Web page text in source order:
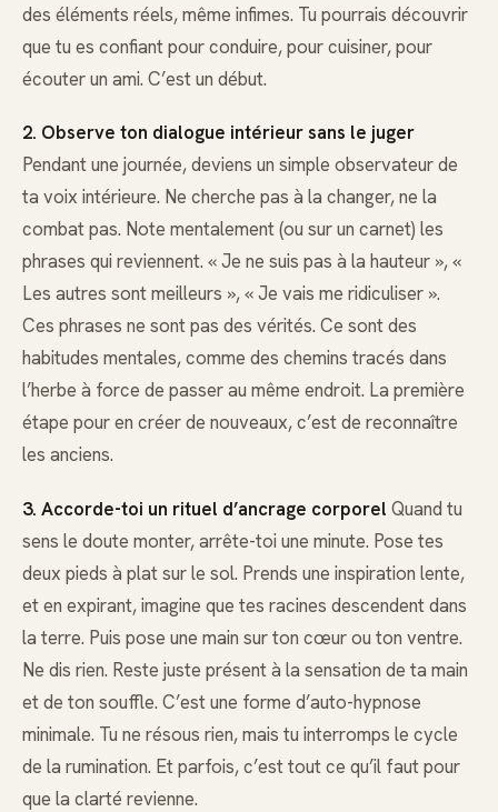
des éléments réels, même infimes. Tu pourrais découvrir
que tu es confiant pour conduire, pour cuisiner, pour
écouter un ami. C’est un début.
2. Observe ton dialogue intérieur sans le juger
Pendant une journée, deviens un simple observateur de
ta voix intérieure. Ne cherche pas à la changer, ne la
combat pas. Note mentalement (ou sur un carnet) les
phrases qui reviennent. « Je ne suis pas à la hauteur », «
Les autres sont meilleurs », « Je vais me ridiculiser ».
Ces phrases ne sont pas des vérités. Ce sont des
habitudes mentales, comme des chemins tracés dans
l’herbe à force de passer au même endroit. La première
étape pour en créer de nouveaux, c’est de reconnaître
les anciens.
3. Accorde-toi un rituel d’ancrage corporel Quand tu
sens le doute monter, arrête-toi une minute. Pose tes
deux pieds à plat sur le sol. Prends une inspiration lente,
et en expirant, imagine que tes racines descendent dans
la terre. Puis pose une main sur ton cœur ou ton ventre.
Ne dis rien. Reste juste présent à la sensation de ta main
et de ton souffle. C’est une forme d’auto-hypnose
minimale. Tu ne résous rien, mais tu interromps le cycle
de la rumination. Et parfois, c’est tout ce qu’il faut pour
que la clarté revienne.